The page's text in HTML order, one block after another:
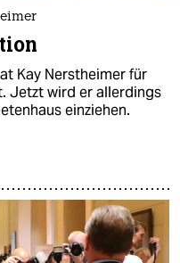
Kay Nerstheimer für
Jetzt wird er allerdings
einziehen.